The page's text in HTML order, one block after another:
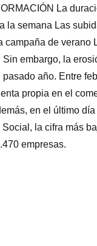
La
la semana Las
campaña de
embargo, la
año. Entre
propia en el
en el último
la cifra más
empresas.